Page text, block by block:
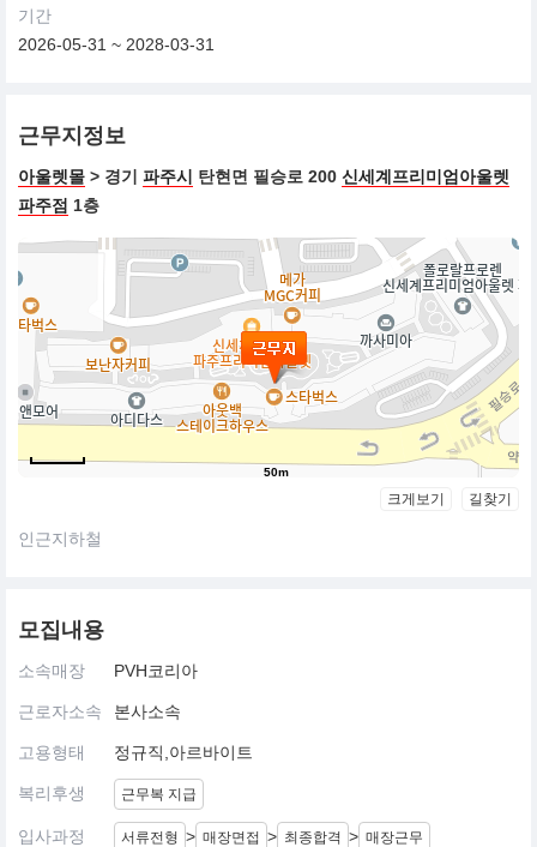
기간
2026-05-31 ~ 2028-03-31
근무지정보
아울렛몰 > 경기 파주시 탄현면 필승로 200 신세계프리미엄아울렛
파주점 1층
50m
크게보기 길찾기
인근지하철
모집내용
소속매장 PVH코리아
근로자소속 본사소속
고용형태 정규직,아르바이트
복리후생 근무복 지급
입사과정 서류전형 > 매장면접 > 최종합격 > 매장근무